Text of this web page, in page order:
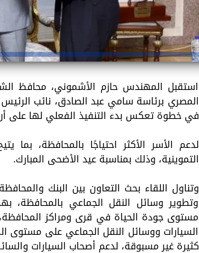
استقبل المهندس حازم الأشموني، محافظ
المصري برئاسة سامي عبد الصادق، نائب
في خطوة تعكس بدء التنفيذ الفعلي لها على
لدعم الأسر الأكثر احتياجًا بالمحافظة، بما
التموينية، وذلك بمناسبة عيد الأضحى المبارك.
وتناول اللقاء بحث التعاون بين البنك
وتطوير وسائل النقل الجماعي بالمحافظة،
مستوى جودة الحياة في قرى ومراكز
السيارات ووسائل النقل الجماعي على مستوى
كثيرة غير مسبوقة، لدعم أصحاب السيارات